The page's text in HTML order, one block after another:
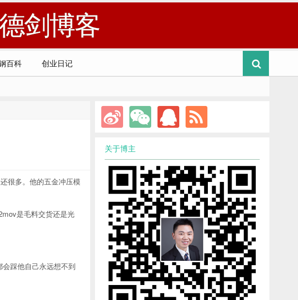
剑博客
百科 创业日记
很多。他的五金冲压模
是毛料交货还是光
踩他自己永远想不到
关于博主